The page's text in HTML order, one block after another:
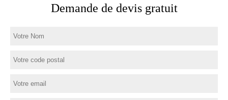
Demande de devis gratuit